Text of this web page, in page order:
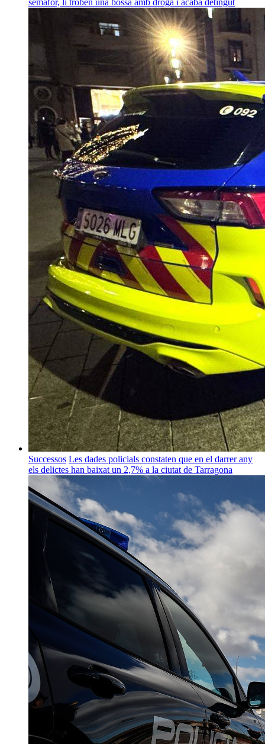
semàfor, li troben una bossa amb droga i acaba detingut
Successos Les dades policials constaten que en el darrer any
els delictes han baixat un 2,7% a la ciutat de Tarragona